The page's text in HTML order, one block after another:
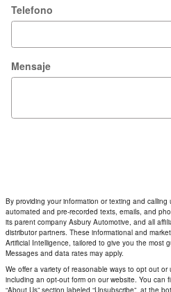
Telefono
Mensaje
By providing your information or texting and calling
automated and pre-recorded texts, emails, and
its parent company Asbury Automotive, and all
distributor partners. These informational and
Artificial Intelligence, tailored to give you the most
Messages and data rates may apply.
We offer a variety of reasonable ways to opt out or
including an opt-out form on our website. You can
“About Us” section labeled “Unsubscribe”, at the